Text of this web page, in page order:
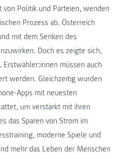
Politik und Parteien, wenden
Prozess ab. Österreich
mit dem Senken des
Doch es zeigte sich,
müssen auch
werden. Gleichzeitig wurden
Apps mit neuesten
um verstärkt mit ihren
das Sparen von Strom im
moderne Spiele und
mehr das Leben der Menschen